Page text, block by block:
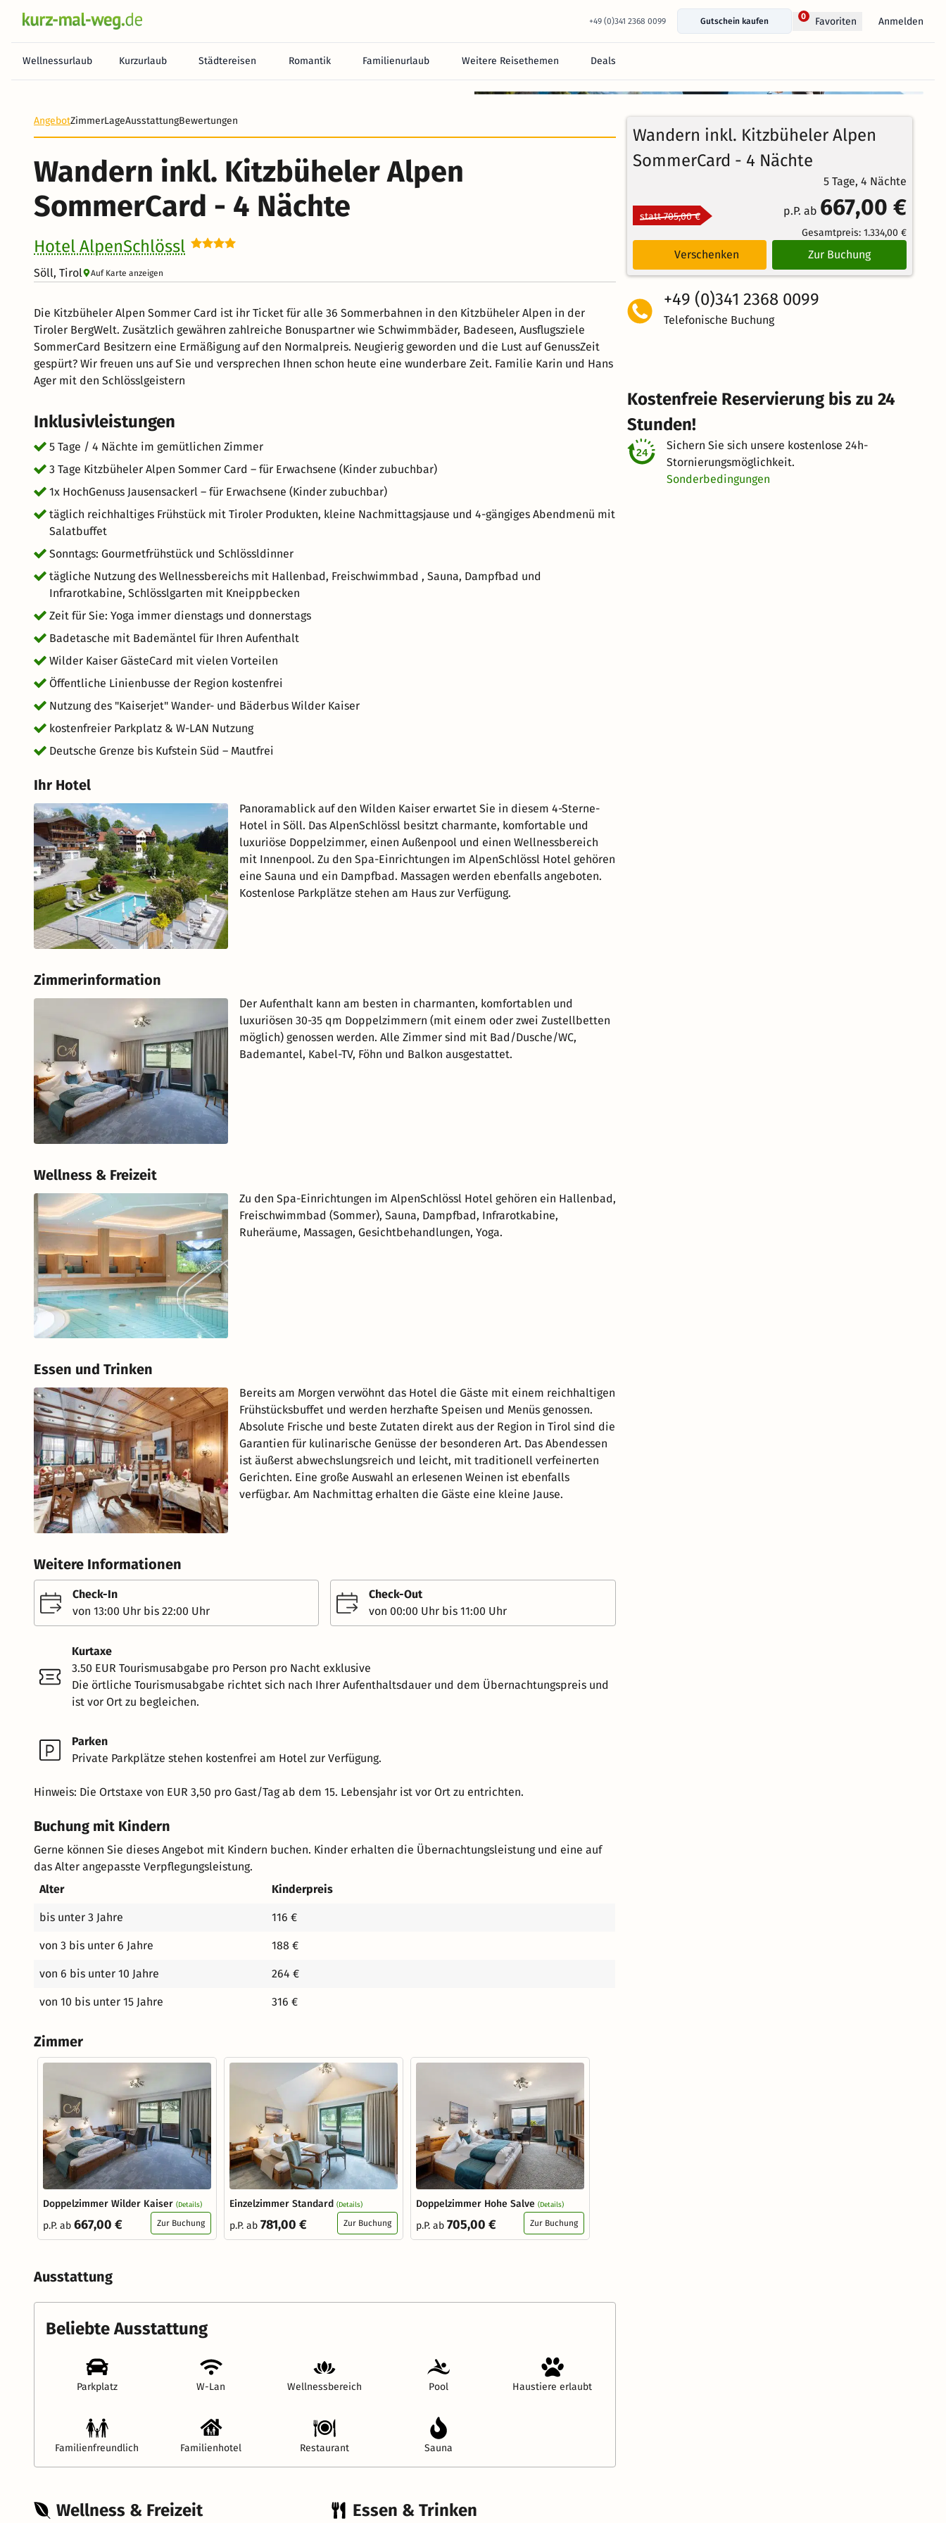
+49 (0)341 2368 0099 Gutschein kaufen
0 Favoriten Anmelden
Wellnessurlaub Kurzurlaub Städtereisen Romantik Familienurlaub Weitere Reisethemen Deals
87%
Weiterempfehlung
Bewertungen
3.9
AngebotZimmerLageAusstattungBewertungen
Wandern inkl. Kitzbüheler Alpen
SommerCard - 4 Nächte
Hotel AlpenSchlössl
Söll, Tirol Auf Karte anzeigen
Die Kitzbüheler Alpen Sommer Card ist ihr Ticket für alle 36 Sommerbahnen in den Kitzbüheler Alpen in der
Tiroler BergWelt. Zusätzlich gewähren zahlreiche Bonuspartner wie Schwimmbäder, Badeseen, Ausflugsziele
SommerCard Besitzern eine Ermäßigung auf den Normalpreis. Neugierig geworden und die Lust auf GenussZeit
gespürt? Wir freuen uns auf Sie und versprechen Ihnen schon heute eine wunderbare Zeit. Familie Karin und Hans
Ager mit den Schlösslgeistern
Inklusivleistungen
5 Tage / 4 Nächte im gemütlichen Zimmer
3 Tage Kitzbüheler Alpen Sommer Card – für Erwachsene (Kinder zubuchbar)
1x HochGenuss Jausensackerl – für Erwachsene (Kinder zubuchbar)
täglich reichhaltiges Frühstück mit Tiroler Produkten, kleine Nachmittagsjause und 4-gängiges Abendmenü mit
Salatbuffet
Sonntags: Gourmetfrühstück und Schlössldinner
tägliche Nutzung des Wellnessbereichs mit Hallenbad, Freischwimmbad , Sauna, Dampfbad und
Infrarotkabine, Schlösslgarten mit Kneippbecken
Zeit für Sie: Yoga immer dienstags und donnerstags
Badetasche mit Bademäntel für Ihren Aufenthalt
Wilder Kaiser GästeCard mit vielen Vorteilen
Öffentliche Linienbusse der Region kostenfrei
Nutzung des "Kaiserjet" Wander- und Bäderbus Wilder Kaiser
kostenfreier Parkplatz & W-LAN Nutzung
Deutsche Grenze bis Kufstein Süd – Mautfrei
Ihr Hotel
Panoramablick auf den Wilden Kaiser erwartet Sie in diesem 4-Sterne-
Hotel in Söll. Das AlpenSchlössl besitzt charmante, komfortable und
luxuriöse Doppelzimmer, einen Außenpool und einen Wellnessbereich
mit Innenpool. Zu den Spa-Einrichtungen im AlpenSchlössl Hotel gehören
eine Sauna und ein Dampfbad. Massagen werden ebenfalls angeboten.
Kostenlose Parkplätze stehen am Haus zur Verfügung.
Zimmerinformation
Der Aufenthalt kann am besten in charmanten, komfortablen und
luxuriösen 30-35 qm Doppelzimmern (mit einem oder zwei Zustellbetten
möglich) genossen werden. Alle Zimmer sind mit Bad/Dusche/WC,
Bademantel, Kabel-TV, Föhn und Balkon ausgestattet.
Wellness & Freizeit
Zu den Spa-Einrichtungen im AlpenSchlössl Hotel gehören ein Hallenbad,
Freischwimmbad (Sommer), Sauna, Dampfbad, Infrarotkabine,
Ruheräume, Massagen, Gesichtbehandlungen, Yoga.
Essen und Trinken
Bereits am Morgen verwöhnt das Hotel die Gäste mit einem reichhaltigen
Frühstücksbuffet und werden herzhafte Speisen und Menüs genossen.
Absolute Frische und beste Zutaten direkt aus der Region in Tirol sind die
Garantien für kulinarische Genüsse der besonderen Art. Das Abendessen
ist äußerst abwechslungsreich und leicht, mit traditionell verfeinerten
Gerichten. Eine große Auswahl an erlesenen Weinen ist ebenfalls
verfügbar. Am Nachmittag erhalten die Gäste eine kleine Jause.
Weitere Informationen
Check-In
von 13:00 Uhr bis 22:00 Uhr
Check-Out
von 00:00 Uhr bis 11:00 Uhr
Kurtaxe
3.50 EUR Tourismusabgabe pro Person pro Nacht exklusive
Die örtliche Tourismusabgabe richtet sich nach Ihrer Aufenthaltsdauer und dem Übernachtungspreis und
ist vor Ort zu begleichen.
Parken
Private Parkplätze stehen kostenfrei am Hotel zur Verfügung.
Hinweis: Die Ortstaxe von EUR 3,50 pro Gast/Tag ab dem 15. Lebensjahr ist vor Ort zu entrichten.
Buchung mit Kindern
Gerne können Sie dieses Angebot mit Kindern buchen. Kinder erhalten die Übernachtungsleistung und eine auf
das Alter angepasste Verpflegungsleistung.
Alter
Kinderpreis
bis unter 3 Jahre 116 €
von 3 bis unter 6 Jahre 188 €
von 6 bis unter 10 Jahre 264 €
von 10 bis unter 15 Jahre 316 €
Zimmer
Doppelzimmer Wilder Kaiser (Details)
p.P. ab 667,00 € Zur Buchung
Einzelzimmer Standard (Details)
p.P. ab 781,00 € Zur Buchung
Doppelzimmer Hohe Salve (Details)
p.P. ab 705,00 € Zur Buchung
Ausstattung
Beliebte Ausstattung
Parkplatz W-Lan Wellnessbereich Pool Haustiere erlaubt
Familienfreundlich Familienhotel Restaurant Sauna
Wellness & Freizeit Essen & Trinken
Wandern inkl. Kitzbüheler Alpen
SommerCard - 4 Nächte
5 Tage, 4 Nächte
statt 705,00 € p.P. ab 667,00 €
Gesamtpreis: 1.334,00 €
Verschenken Zur Buchung
+49 (0)341 2368 0099
Telefonische Buchung
Kostenfreie Reservierung bis zu 24
Stunden!
Sichern Sie sich unsere kostenlose 24h-
Stornierungsmöglichkeit.
Sonderbedingungen